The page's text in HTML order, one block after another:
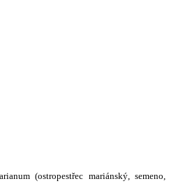
(ostropestřec mariánský, semeno,